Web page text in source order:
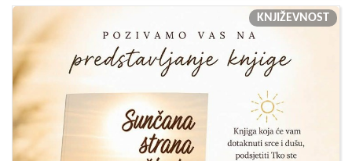
KNJIŽEVNOST